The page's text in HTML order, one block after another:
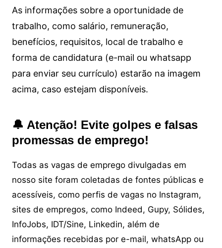
As informações sobre a oportunidade de
trabalho, como salário, remuneração,
benefícios, requisitos, local de trabalho e
forma de candidatura (e-mail ou whatsapp
para enviar seu currículo) estarão na imagem
acima, caso estejam disponíveis.
🔔 Atenção! Evite golpes e falsas
promessas de emprego!
Todas as vagas de emprego divulgadas em
nosso site foram coletadas de fontes públicas e
acessíveis, como perfis de vagas no Instagram,
sites de empregos, como Indeed, Gupy, Sólides,
InfoJobs, IDT/Sine, Linkedin, além de
informações recebidas por e-mail, whatsApp ou